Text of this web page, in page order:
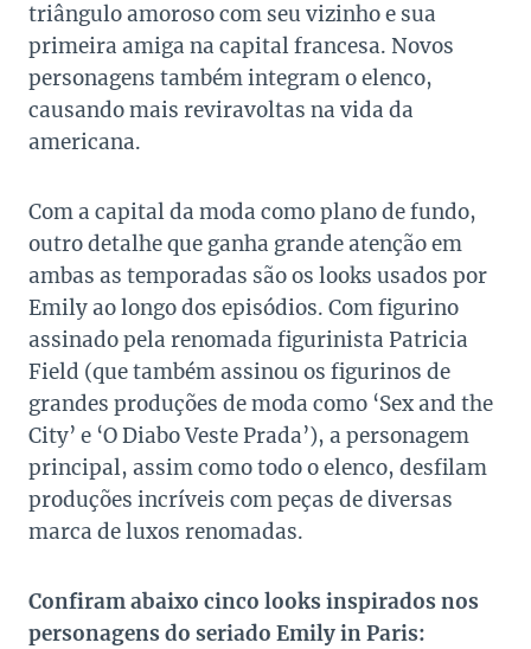
triângulo amoroso com seu vizinho e sua
primeira amiga na capital francesa. Novos
personagens também integram o elenco,
causando mais reviravoltas na vida da
americana.
Com a capital da moda como plano de fundo,
outro detalhe que ganha grande atenção em
ambas as temporadas são os looks usados por
Emily ao longo dos episódios. Com figurino
assinado pela renomada figurinista Patricia
Field (que também assinou os figurinos de
grandes produções de moda como ‘Sex and the
City’ e ‘O Diabo Veste Prada’), a personagem
principal, assim como todo o elenco, desfilam
produções incríveis com peças de diversas
marca de luxos renomadas.
Confiram abaixo cinco looks inspirados nos
personagens do seriado Emily in Paris: